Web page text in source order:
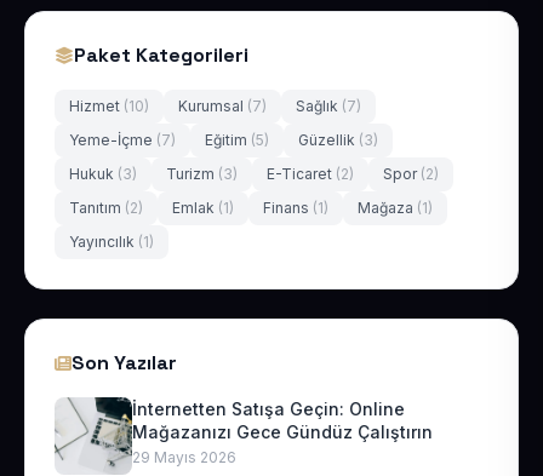
Paket Kategorileri
Hizmet (10) Kurumsal (7) Sağlık (7)
Yeme-İçme (7) Eğitim (5) Güzellik (3)
Hukuk (3) Turizm (3) E-Ticaret (2) Spor (2)
Tanıtım (2) Emlak (1) Finans (1) Mağaza (1)
Yayıncılık (1)
Son Yazılar
İnternetten Satışa Geçin: Online
Mağazanızı Gece Gündüz Çalıştırın
29 Mayıs 2026